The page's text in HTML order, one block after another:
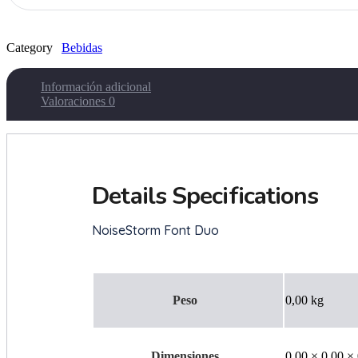
Category Bebidas
Información adicional
Valoraciones 0
Peso 0,00 kg